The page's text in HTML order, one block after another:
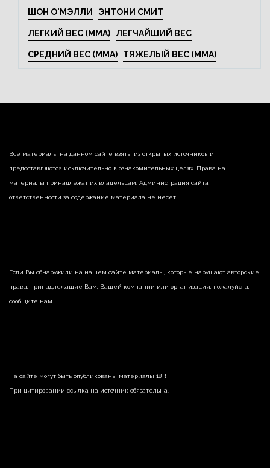
ШОН О'МЭЛЛИ ЭНТОНИ СМИТ
ЛЕГКИЙ ВЕС (MMA) ЛЕГЧАЙШИЙ ВЕС
СРЕДНИЙ ВЕС (MMA) ТЯЖЕЛЫЙ ВЕС (MMA)
Все материалы на данном сайте взяты из открытых источников и
предоставляются исключительно в ознакомительных целях. Права на
материалы принадлежат их владельцам. Администрация сайта
ответственности за содержание материала не несет.
Если Вы обнаружили на нашем сайте материалы, которые нарушают авторские
права, принадлежащие Вам, Вашей компании или организации, пожалуйста,
сообщите нам.
На сайте могут быть опубликованы материалы 18+!
При цитировании ссылка на источник обязательна.